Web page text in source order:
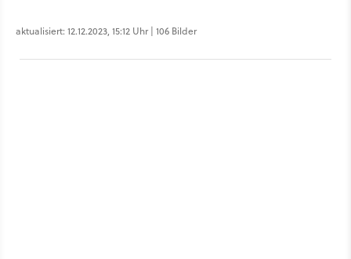
aktualisiert: 12.12.2023, 15:12 Uhr | 106 Bilder